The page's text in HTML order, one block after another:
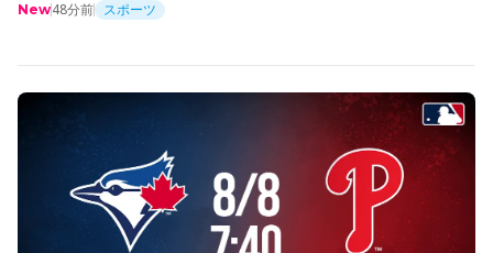
New48分前 スポーツ